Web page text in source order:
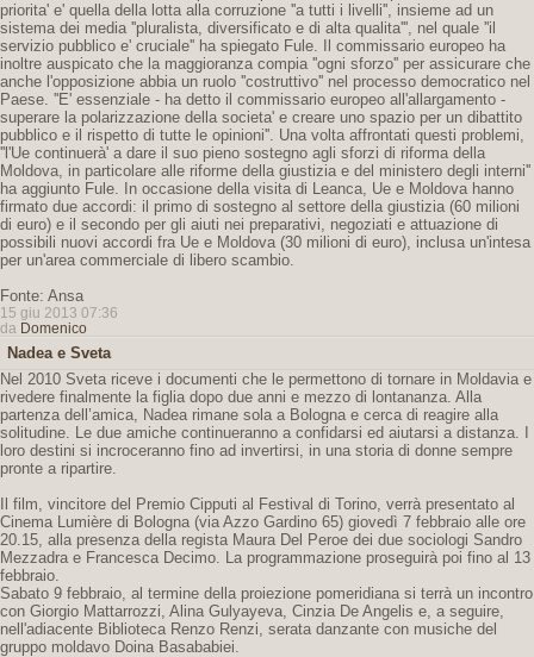
priorita' e' quella della lotta alla corruzione ''a tutti i livelli'', insieme ad un
sistema dei media ''pluralista, diversificato e di alta qualita''', nel quale ''il
servizio pubblico e' cruciale'' ha spiegato Fule. Il commissario europeo ha
inoltre auspicato che la maggioranza compia ''ogni sforzo'' per assicurare che
anche l'opposizione abbia un ruolo ''costruttivo'' nel processo democratico nel
Paese. ''E' essenziale - ha detto il commissario europeo all'allargamento -
superare la polarizzazione della societa' e creare uno spazio per un dibattito
pubblico e il rispetto di tutte le opinioni''. Una volta affrontati questi problemi,
''l'Ue continuerà' a dare il suo pieno sostegno agli sforzi di riforma della
Moldova, in particolare alle riforme della giustizia e del ministero degli interni''
ha aggiunto Fule. In occasione della visita di Leanca, Ue e Moldova hanno
firmato due accordi: il primo di sostegno al settore della giustizia (60 milioni
di euro) e il secondo per gli aiuti nei preparativi, negoziati e attuazione di
possibili nuovi accordi fra Ue e Moldova (30 milioni di euro), inclusa un'intesa
per un'area commerciale di libero scambio.
Fonte: Ansa
15 giu 2013 07:36
da Domenico
Nadea e Sveta
Nel 2010 Sveta riceve i documenti che le permettono di tornare in Moldavia e
rivedere finalmente la figlia dopo due anni e mezzo di lontananza. Alla
partenza dell’amica, Nadea rimane sola a Bologna e cerca di reagire alla
solitudine. Le due amiche continueranno a confidarsi ed aiutarsi a distanza. I
loro destini si incroceranno fino ad invertirsi, in una storia di donne sempre
pronte a ripartire.
Il film, vincitore del Premio Cipputi al Festival di Torino, verrà presentato al
Cinema Lumière di Bologna (via Azzo Gardino 65) giovedì 7 febbraio alle ore
20.15, alla presenza della regista Maura Del Peroe dei due sociologi Sandro
Mezzadra e Francesca Decimo. La programmazione proseguirà poi fino al 13
febbraio.
Sabato 9 febbraio, al termine della proiezione pomeridiana si terrà un incontro
con Giorgio Mattarrozzi, Alina Gulyayeva, Cinzia De Angelis e, a seguire,
nell'adiacente Biblioteca Renzo Renzi, serata danzante con musiche del
gruppo moldavo Doina Basababiei.